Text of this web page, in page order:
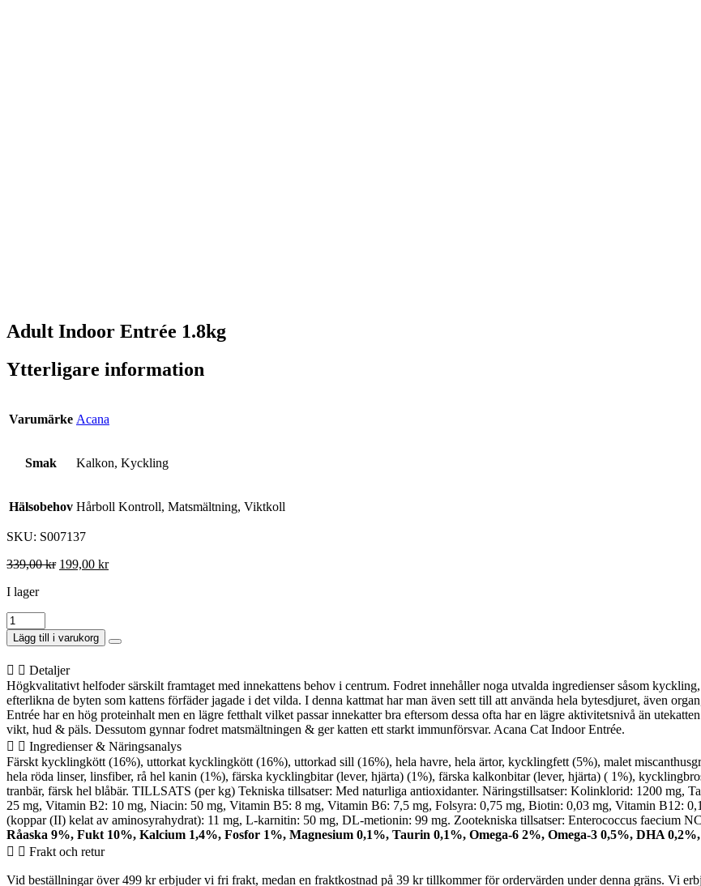
Adult Indoor Entrée 1.8kg
Ytterligare information
Varumärke Acana
Smak Kalkon, Kyckling
Hälsobehov Hårboll Kontroll, Matsmältning, Viktkoll
SKU: S007137
339,00kr Det
199,00 krDet
I lager
Adult
Indoor
Entrée
1.8kg
mängd
Lägg till i varukorg
Detaljer
Högkvalitativt helfoder särskilt framtaget med innekattens behov i centrum. Fodret innehåller noga utvalda ingredienser såsom
efterlikna de byten som kattens förfäder jagade i det vilda. I denna kattmat har man även sett till att använda hela bytesdjuret, även
Entrée har en hög proteinhalt men en lägre fetthalt vilket passar innekatter bra eftersom dessa ofta har en lägre aktivitetsnivå än
vikt, hud & päls. Dessutom gynnar fodret matsmältningen & ger katten ett starkt immunförsvar. Acana Cat Indoor Entrée.
Ingredienser & Näringsanalys
Färskt kycklingkött (16%), uttorkat kycklingkött (16%), uttorkad sill (16%), hela havre, hela ärtor, kycklingfett (5%), malet
hela röda linser, linsfiber, rå hel kanin (1%), färska kycklingbitar (lever, hjärta) (1%), färska kalkonbitar (lever, hjärta) ( 1%),
tranbär, färsk hel blåbär. TILLSATS (per kg) Tekniska tillsatser: Med naturliga antioxidanter. Näringstillsatser: Kolinklorid: 1200 mg,
25 mg, Vitamin B2: 10 mg, Niacin: 50 mg, Vitamin B5: 8 mg, Vitamin B6: 7,5 mg, Folsyra: 0,75 mg, Biotin: 0,03 mg, Vitamin B12:
(koppar (II) kelat av aminosyrahydrat): 11 mg, L-karnitin: 50 mg, DL-metionin: 99 mg. Zootekniska tillsatser: Enterococcus faecium
Råaska 9%, Fukt 10%, Kalcium 1,4%, Fosfor 1%, Magnesium 0,1%, Taurin 0,1%, Omega-6 2%, Omega-3 0,5%, DHA
Frakt och retur
Vid beställningar över 499 kr erbjuder vi fri frakt, medan en fraktkostnad på 39 kr tillkommer för ordervärden under denna gräns. Vi